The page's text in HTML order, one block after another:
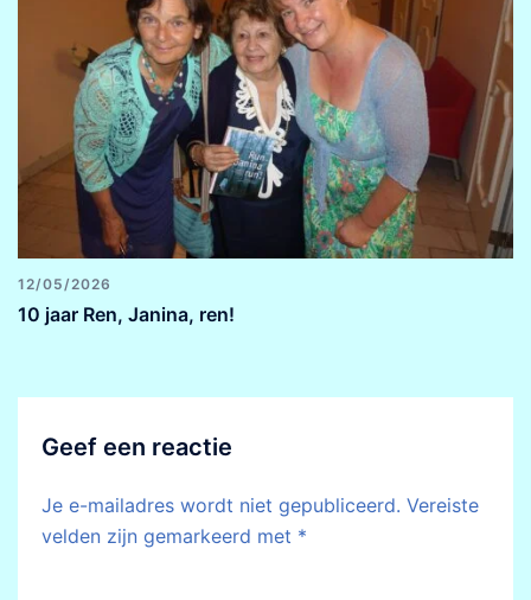
12/05/2026
10 jaar Ren, Janina, ren!
Geef een reactie
Je e-mailadres wordt niet gepubliceerd. Vereiste
velden zijn gemarkeerd met *